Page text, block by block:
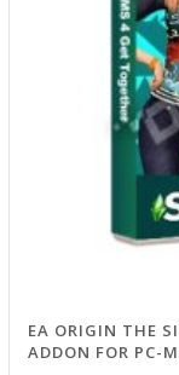
EA ORIGIN THE
ADDON FOR PC-